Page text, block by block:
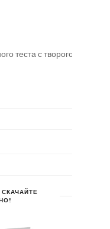
теста с творогом